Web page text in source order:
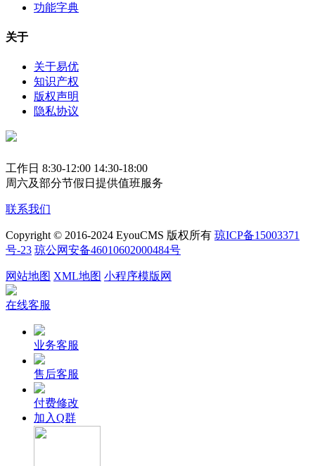
功能字典
关于
关于易优
知识产权
版权声明
隐私协议
工作日 8:30-12:00 14:30-18:00
周六及部分节假日提供值班服务
联系我们
Copyright © 2016-2024 EyouCMS 版权所有 琼ICP备15003371
号-23 琼公网安备46010602000484号
网站地图 XML地图 小程序模版网
在线客服
业务客服
售后客服
付费修改
加入Q群